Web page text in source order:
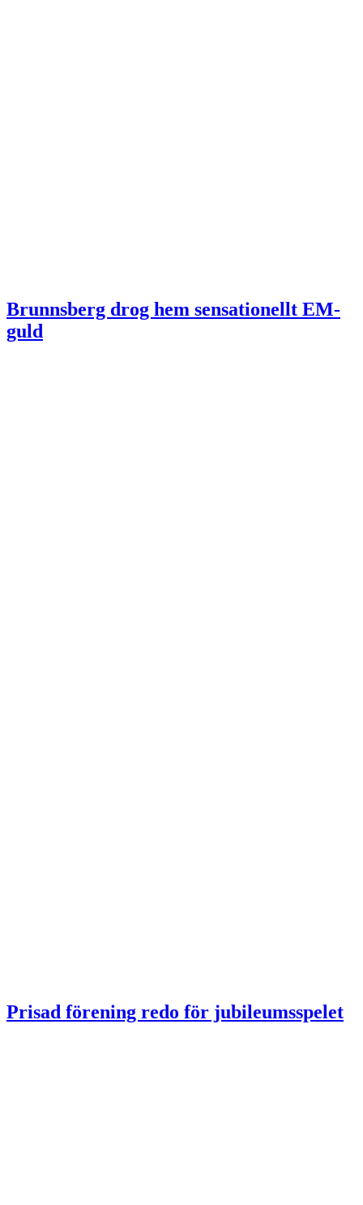
Brunnsberg drog hem sensationellt EM-
guld
Prisad förening redo för jubileumsspelet